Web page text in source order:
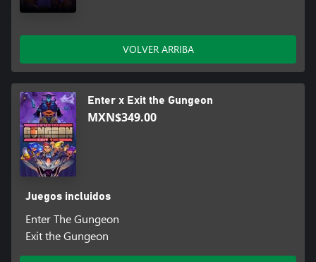
VOLVER ARRIBA
Enter x Exit the Gungeon
MXN$349.00
Juegos incluidos
Enter The Gungeon
Exit the Gungeon